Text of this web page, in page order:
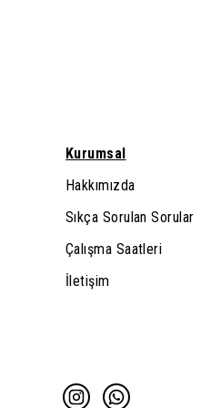
Kurumsal
Hakkımızda
Sıkça Sorulan Sorular
Çalışma Saatleri
İletişim